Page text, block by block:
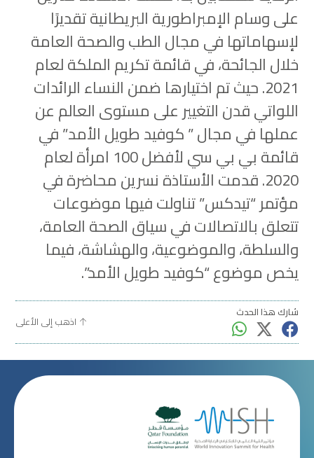
على وسام الإمبراطورية البريطانية تقديرًا
لإسهاماتها في مجال الطب والصحة العامة
خلال الجائحة، في قائمة تكريم الملكة لعام
2021. حيث تم اختيارها ضمن النساء الرائدات
اللواتي قدن التغيير على مستوى العالم عن
عملها في مجال ” كوفيد طويل الأمد” في
قائمة بي بي سي لأفضل 100 امرأة لعام
2020. قدمت الأستاذة نسرين محاضرة في
مؤتمر “تيدكس” تناولت فيها موضوعات
تتعلق بالاتصالات في سياق الصحة العامة،
والسلطة، والموضوعية، والهشاشة، فيما
يخص موضوع “كوفيد طويل الأمد”.
شارك هذا الحدث
اذهب إلى الأعلى